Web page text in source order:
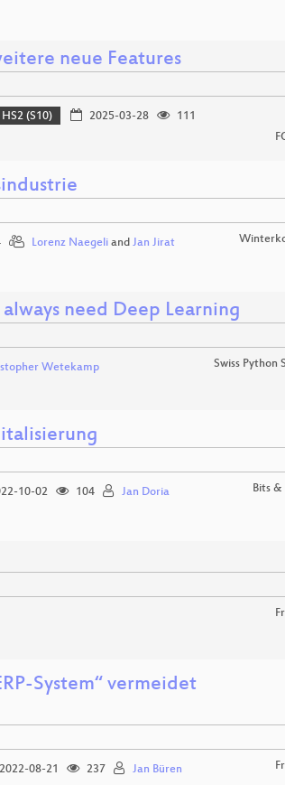
neue Features
HS2 (S10) 2025-03-28
111
Lorenz Naegeliand Jan Jirat
need Deep Learning
Wetekamp Swiss Python
10-02 104 Jan Doria Bits
System“ vermeidet
2022-08-21 237 Jan Büren